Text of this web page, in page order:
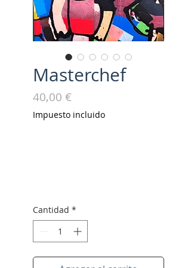
Masterchef
40,00 €Precio
Impuesto incluido
Cantidad *